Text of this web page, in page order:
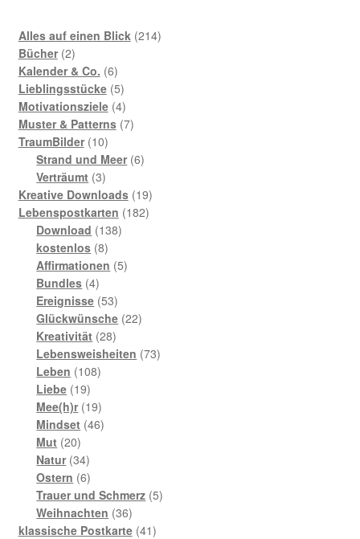
Alles auf einen Blick 214214
Bücher 22
Produkte
Kalender & Co. 66
Produkte
Lieblingsstücke 55
Produkte
Motivationsziele 44
Produkte
Muster & Patterns 77
TraumBilder 1010
Produkte
Strand und Meer 66
Verträumt 33
Produkte
Kreative Downloads 1919
Produkte
Lebenspostkarten 182182
Download 138138
kostenlos 88
Produkte
Affirmationen 55
Bundles 44
Produkte
Ereignisse 5353
Produkte
Glückwünsche 2222
Kreativität 2828
Produkte
Lebensweisheiten 7373
Leben 108108
Liebe 1919
Produkte
Mee(h)r 1919
Produkte
Mindset 4646
Mut 2020
Produkte
Natur 3434
Produkte
Ostern 66
Produkte
Trauer und Schmerz 55
Weihnachten 3636
Produkte
klassische Postkarte 4141